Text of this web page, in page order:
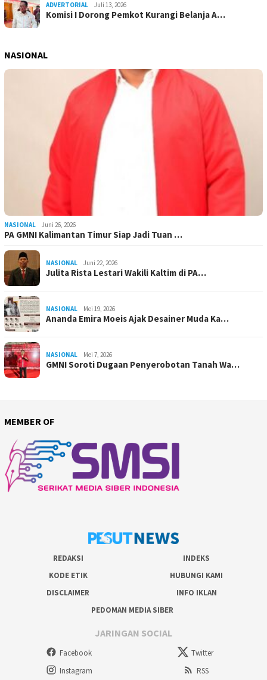
ADVERTORIAL Juli 13, 2026
Komisi I Dorong Pemkot Kurangi Belanja A…
NASIONAL
NASIONAL Juni 26, 2026
PA GMNI Kalimantan Timur Siap Jadi Tuan …
NASIONAL Juni 22, 2026
Julita Rista Lestari Wakili Kaltim di PA…
NASIONAL Mei 19, 2026
Ananda Emira Moeis Ajak Desainer Muda Ka…
NASIONAL Mei 7, 2026
GMNI Soroti Dugaan Penyerobotan Tanah Wa…
MEMBER OF
REDAKSI
INDEKS
KODE ETIK
HUBUNGI KAMI
DISCLAIMER
INFO IKLAN
PEDOMAN MEDIA SIBER
JARINGAN SOCIAL
Facebook
Twitter
Instagram
RSS